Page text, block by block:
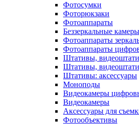
Фотосумки
Фоторюкзаки
Фотоаппараты
Беззеркальные камеры
Фотоаппараты
Фотоаппараты
Штативы,
Штативы,
Штативы: аксессуары
Моноподы
Видеокамеры
Видеокамеры
Аксессуары для
Фотообъективы